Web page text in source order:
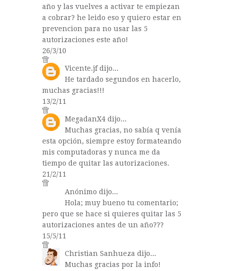
año y las vuelves a activar te empiezan
a cobrar? he leido eso y quiero estar en
prevencion para no usar las 5
autorizaciones este año!
26/3/10
Vicente.jfdijo...
He tardado segundos en hacerlo,
muchas gracias!!!
13/2/11
MegadanX4 dijo...
Muchas gracias, no sabía q venía
esta opción, siempre estoy formateando
mis computadoras y nunca me da
tiempo de quitar las autorizaciones.
21/2/11
Anónimo dijo...
Hola; muy bueno tu comentario;
pero que se hace si quieres quitar las 5
autorizaciones antes de un año???
15/5/11
Christian Sanhueza dijo...
Muchas gracias por la info!